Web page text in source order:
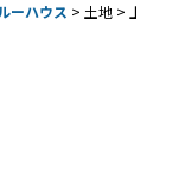
ーハウス > 土地 > 上木